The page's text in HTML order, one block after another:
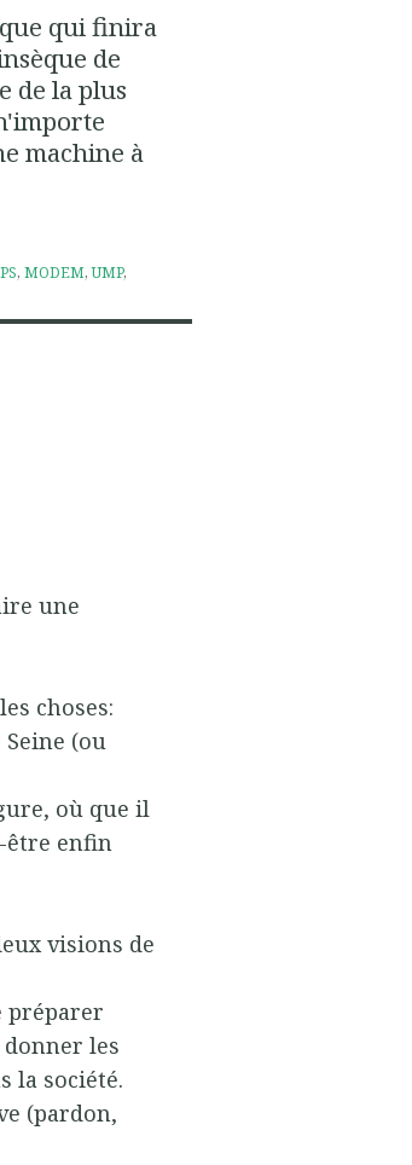
qui finira
de
de la plus
machine à
PS, MODEM,UMP,
une
choses:
(ou
où que il
être enfin
visions de
préparer
les
la société.
(pardon,